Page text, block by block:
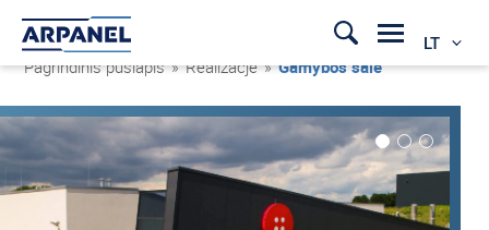
LT
Pagrindinis puslapis » Realizacje »Gamybos salė